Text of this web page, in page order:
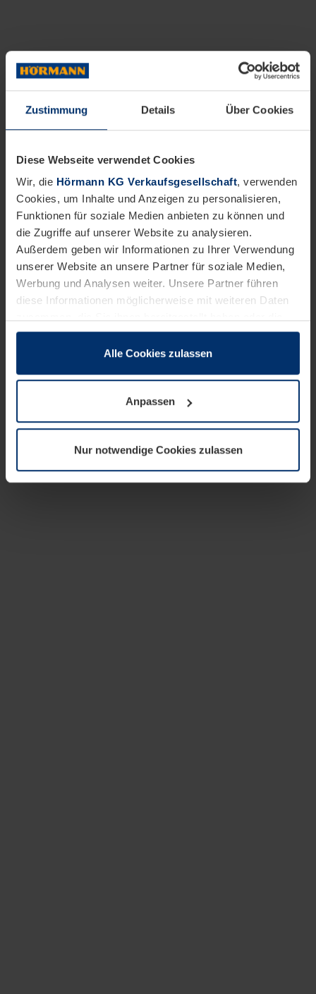
Zustimmung Details Über Cookies
Diese Webseite verwendet Cookies
Wir, die Hörmann KG Verkaufsgesellschaft, verwenden
Cookies, um Inhalte und Anzeigen zu personalisieren,
Funktionen für soziale Medien anbieten zu können und
die Zugriffe auf unserer Website zu analysieren.
Außerdem geben wir Informationen zu Ihrer Verwendung
unserer Website an unsere Partner für soziale Medien,
Werbung und Analysen weiter. Unsere Partner führen
diese Informationen möglicherweise mit weiteren Daten
sie im Rahmen Ihrer Nutzung der Dienste gesammelt
wenn diese für den Betrieb dieser Seite unbedingt
notwendig sind. Für alle anderen Cookie-Typen benötigen
wir Ihre Erlaubnis. Ihre Einwilligung können Sie jederzeit
Datenschutzerklärungunserer Website ändern oder
widerrufen.
Alle Cookies zulassen
Anpassen
Nur notwendige Cookies zulassen